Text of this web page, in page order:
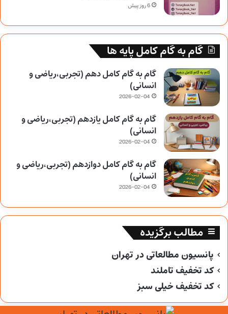
6 روز پیش
گام به گام کامل پایه ها
گام به گام کامل دهم (تجربی،ریاضی و
انسانی)
2026-02-04
گام به گام کامل یازدهم (تجربی،ریاضی و
انسانی)
2026-02-04
گام به گام کامل دوازدهم (تجربی،ریاضی و
انسانی)
2026-02-04
مطالب برگزیده
پانسیون مطالعاتی در تهران
کد تخفیف تاملند
کد تخفیف خیلی سبز